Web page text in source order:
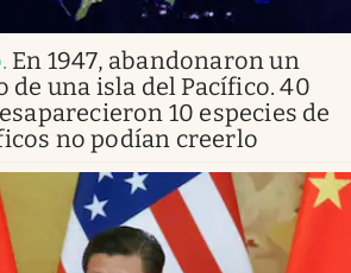
. En 1947, abandonaron un
de una isla del Pacífico. 40
10 especies de
no podían creerlo